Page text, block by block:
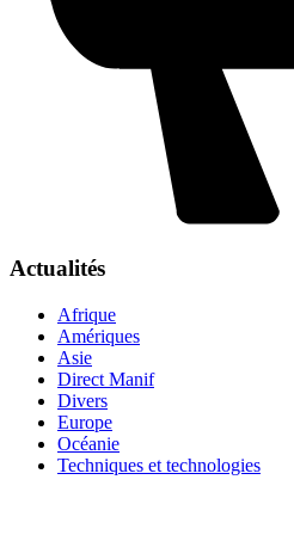
Actualités
Afrique
Amériques
Asie
Direct Manif
Divers
Europe
Océanie
Techniques et technologies